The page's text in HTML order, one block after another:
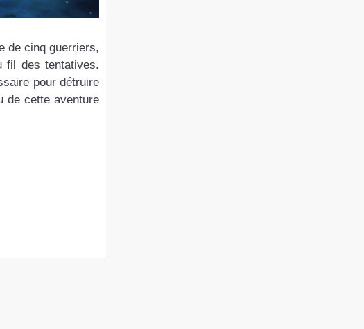
de cinq guerriers,
fil des tentatives.
pour détruire
de cette aventure